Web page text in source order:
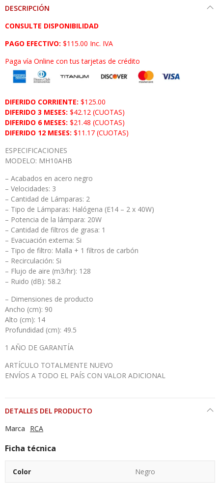
DESCRIPCIÓN
CONSULTE DISPONIBILIDAD
PAGO EFECTIVO: $115.00 Inc. IVA
Paga vía Online con tus tarjetas de crédito
DIFERIDO CORRIENTE: $125.00
DIFERIDO 3 MESES: $42.12 (CUOTAS)
DIFERIDO 6 MESES: $21.48 (CUOTAS)
DIFERIDO 12 MESES: $11.17 (CUOTAS)
ESPECIFICACIONES
MODELO: MH10AHB
– Acabados en acero negro
– Velocidades: 3
– Cantidad de Lámparas: 2
– Tipo de Lámparas: Halógena (E14 – 2 x 40W)
– Potencia de la lámpara: 20W
– Cantidad de filtros de grasa: 1
– Evacuación externa: Si
– Tipo de filtro: Malla + 1 filtros de carbón
– Recirculación: Si
– Flujo de aire (m3/hr): 128
– Ruido (dB): 58.2
– Dimensiones de producto
Ancho (cm): 90
Alto (cm): 14
Profundidad (cm): 49.5
1 AÑO DE GARANTÍA
ARTÍCULO TOTALMENTE NUEVO
ENVÍOS A TODO EL PAÍS CON VALOR ADICIONAL
DETALLES DEL PRODUCTO
Marca
RCA
Ficha técnica
Color Negro